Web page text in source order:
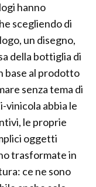
hanno
scegliendo di
un disegno,
della bottiglia di
base al prodotto
senza tema di
vinicola abbia le
le proprie
oggetti
trasformate in
ce ne sono